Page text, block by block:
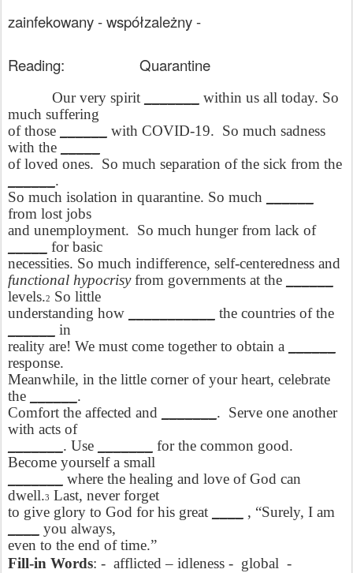
zainfekowany - współzależny -
Reading: Quarantine
Our very spirit
within us all today. So
much suffering
of those
with COVID-19. So much sadness
with the
of loved ones. So much separation of the sick from the
.
So much isolation in quarantine. So much
from lost jobs
and unemployment. So much hunger from lack of
for basic
necessities. So much indifference, self-centeredness and
functional hypocrisyfrom governments at the
levels.2
So little
understanding how
the countries of the
in
reality are! We must come together to obtain a
response.
Meanwhile, in the little corner of your heart, celebrate
the
.
Comfort the affected and
. Serve one another
with acts of
. Use
for the common good.
Become yourself a small
where the healing and love of God can
dwell.3 Last, never forget
to give glory to God for his great
, “Surely, I am
you always,
even to the end of time.”
Fill-in Words: - afflicted – idleness - global -